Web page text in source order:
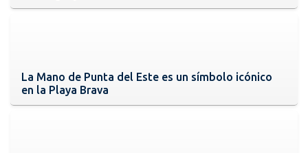
La Mano de Punta del Este es un símbolo icónico
en la Playa Brava